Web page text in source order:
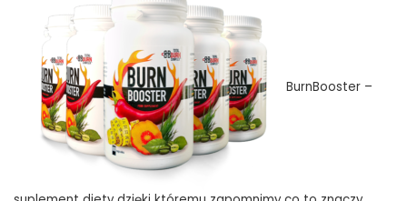
BurnBooster –